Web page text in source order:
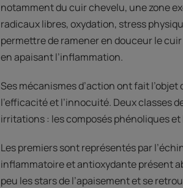
notamment du cuir chevelu, une zone
radicaux libres, oxydation, stress
permettre de ramener en douceur le
en apaisant l’inflammation.
Ses mécanismes d’action ont fait
l’efficacité et l’innocuité. Deux classes
irritations : les composés phénoliques
Les premiers sont représentés par
inflammatoire et antioxydante présent
peu les stars de l’apaisement et se